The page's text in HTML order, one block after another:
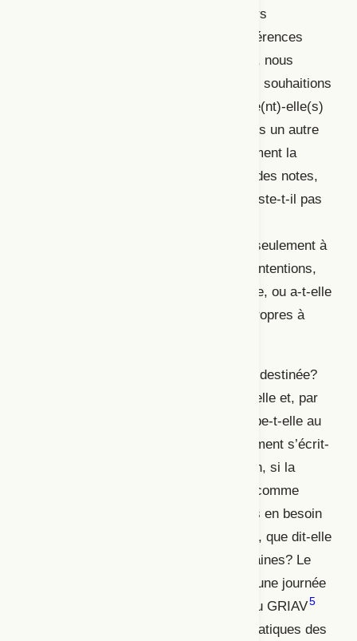
théâtre – en convoquant aussi bien leurs
rapprochements que leurs grandes différences
Au fil de nos discussions, nous
soulevions diverses intuitions que nous souhaitions
explorer : quelle(s) figure(s) se dessine(nt)-elle(s)
pour la partition lorsqu’elle s’inscrit dans un autre
univers que celui de la musique? Comment la
partition s’attarde-t-elle à transmettre (des notes,
des intentions, des gestes, etc.)? N’existe-t-il pas
a partition vise-t-elle seulement à
communiquer par écrit des notes, des intentions,
des gestes d’une œuvre déjà complétée, ou a-t-elle
d’autres fonctions et d’autres formes propres à
Qui élabore la partition et à qui est-elle destinée?
Dans quelle(s) temporalité(s) s’inscrit-elle et, par
conséquent, quelle(s) fonction(s) occupe-t-elle au
sein d’un processus de création? Comment s’écrit-
elle et comment se transmet-elle? Enfin, si la
partition semble aujourd’hui s’imposer comme
élément central pour les créateur·trices en besoin
de conserver des traces de l’éphémère, que dit-elle
des productions artistiques contemporaines? Le
26 octobre 2018, nous avons organisé une journée
d’expérimentation avec les membres du GRIAV5
afin de jeter des bases théoriques et pratiques des